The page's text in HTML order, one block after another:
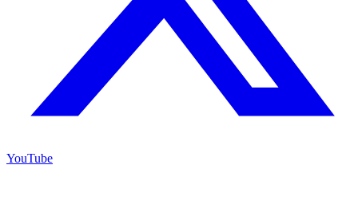
YouTube